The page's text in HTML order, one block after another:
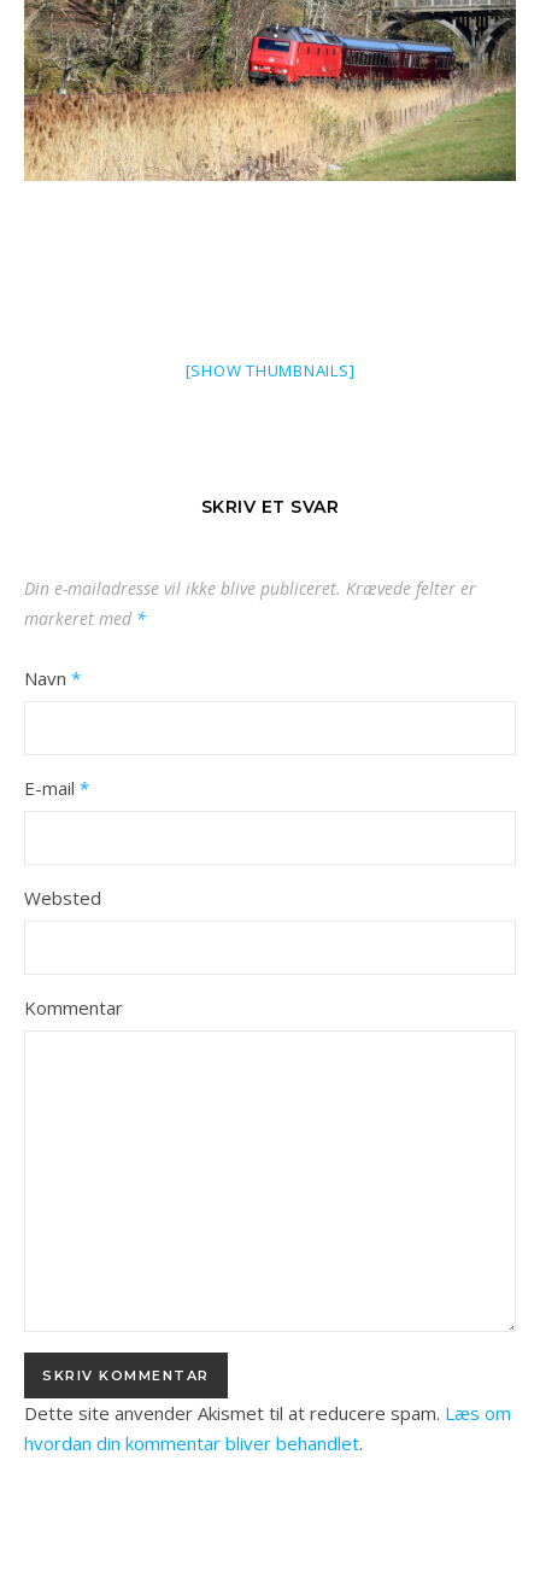
[SHOW THUMBNAILS]
SKRIV ET SVAR
Din e-mailadresse vil ikke blive publiceret. Krævede felter er
markeret med *
Navn *
E-mail *
Websted
Kommentar
Dette site anvender Akismet til at reducere spam. Læs om
hvordan din kommentar bliver behandlet.